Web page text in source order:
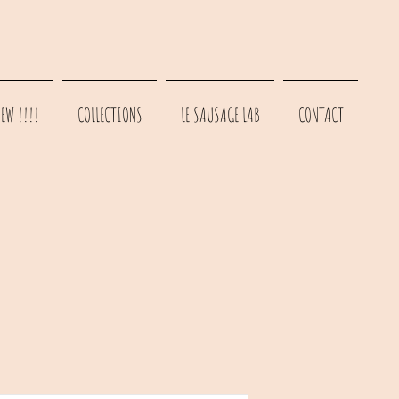
!!!! COLLECTIONS LE SAUSAGE LAB CONTACT